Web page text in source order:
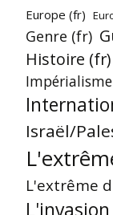
Europe (fr)
Genre (fr)
Histoire (fr)
Israël/
L'extrême